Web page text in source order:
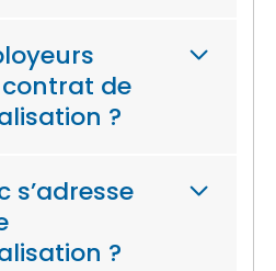
contrat de
?
s’adresse
?